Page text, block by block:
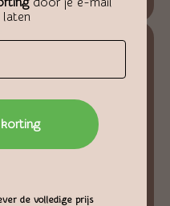
laten
korting
de volledige prijs